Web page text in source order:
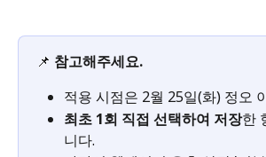
📌 참고해주세요.
적용 시점은 2월 25일(화) 정오
최초 1회 직접 선택하여 저장한
니다.